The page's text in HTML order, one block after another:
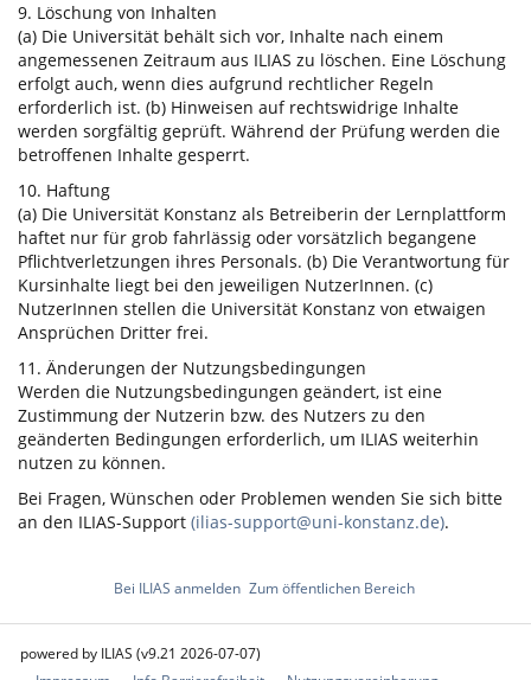
9. Löschung von Inhalten
(a) Die Universität behält sich vor, Inhalte nach einem
angemessenen Zeitraum aus ILIAS zu löschen. Eine Löschung
erfolgt auch, wenn dies aufgrund rechtlicher Regeln
erforderlich ist. (b) Hinweisen auf rechtswidrige Inhalte
werden sorgfältig geprüft. Während der Prüfung werden die
betroffenen Inhalte gesperrt.
10. Haftung
(a) Die Universität Konstanz als Betreiberin der Lernplattform
haftet nur für grob fahrlässig oder vorsätzlich begangene
Pflichtverletzungen ihres Personals. (b) Die Verantwortung für
Kursinhalte liegt bei den jeweiligen NutzerInnen. (c)
NutzerInnen stellen die Universität Konstanz von etwaigen
Ansprüchen Dritter frei.
11. Änderungen der Nutzungsbedingungen
Werden die Nutzungsbedingungen geändert, ist eine
Zustimmung der Nutzerin bzw. des Nutzers zu den
geänderten Bedingungen erforderlich, um ILIAS weiterhin
nutzen zu können.
Bei Fragen, Wünschen oder Problemen wenden Sie sich bitte
an den ILIAS-Support (ilias-support@uni-konstanz.de).
Bei ILIAS anmelden Zum öffentlichen Bereich
powered by ILIAS (v9.21 2026-07-07)